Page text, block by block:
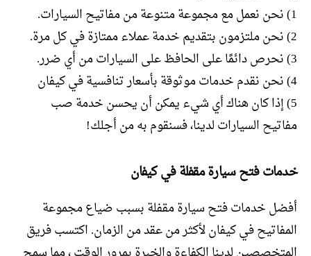
1) نحن نعمل مع مجموعة متنوعة من مفاتيح السيارات.
2) نحن ملتزمون بتقديم خدمة عملاء ممتازة في كل مرة.
3) نحرص دائمًا على الحافظ على السيارات من أي ضرر.
4) نحن نقدم خدمات موثوقة بأسعار تنافسية في كيفان
5) إذا كان هناك أي شيء يمكن أن يحسن خدمة صب
مفاتيح السيارات لدينا، فسنقوم به من أجلك!
خدمات فتح سيارة مقفلة في كيفان
أفضل خدمات فتح سيارة مقفلة بسبب ضياع مجموعة
المفاتيح في كيفان لأكثر من عقد من الزمان. اكتسب فريق